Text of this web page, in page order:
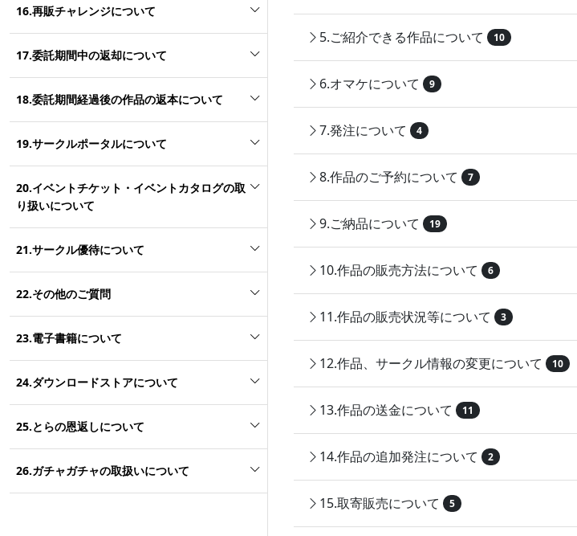
16.再販チャレンジについて
17.委託期間中の返却について
18.委託期間経過後の作品の返本について
19.サークルポータルについて
20.イベントチケット・イベントカタログの取
り扱いについて
21.サークル優待について
22.その他のご質問
23.電子書籍について
24.ダウンロードストアについて
25.とらの恩返しについて
26.ガチャガチャの取扱いについて
5.ご紹介できる作品について 10
6.オマケについて 9
7.発注について 4
8.作品のご予約について 7
9.ご納品について 19
10.作品の販売方法について 6
11.作品の販売状況等について 3
12.作品、サークル情報の変更について 10
13.作品の送金について 11
14.作品の追加発注について 2
15.取寄販売について 5